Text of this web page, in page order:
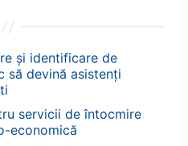
și identificare de
să devină asistenți
servicii de întocmire
economică